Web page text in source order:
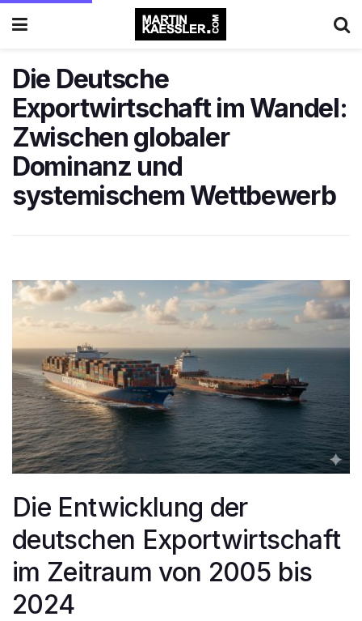
Die Deutsche
Exportwirtschaft im Wandel:
Zwischen globaler
Dominanz und
systemischem Wettbewerb
Die Entwicklung der
deutschen Exportwirtschaft
im Zeitraum von 2005 bis
2024